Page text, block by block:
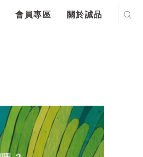
會員專區 關於誠品